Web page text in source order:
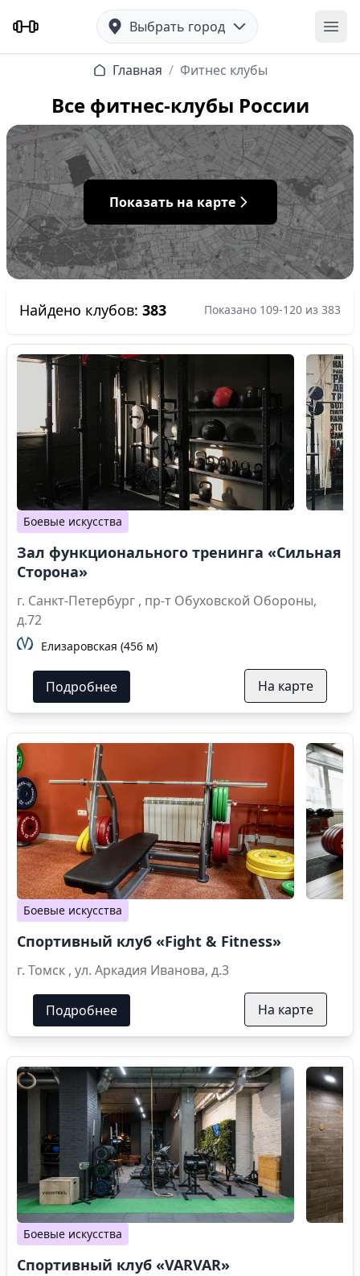
Выбрать город
Главная / Фитнес клубы
Все фитнес-клубы России
Показать на карте
Найдено клубов: 383 Показано 109-120 из 383
Боевые искусства
Зал функционального тренинга «Сильная
Сторона»
г. Санкт-Петербург , пр-т Обуховской Обороны,
д.72
Елизаровская (456 м)
Подробнее На карте
Боевые искусства
Спортивный клуб «Fight & Fitness»
г. Томск , ул. Аркадия Иванова, д.3
Подробнее На карте
Боевые искусства
Спортивный клуб «VARVAR»